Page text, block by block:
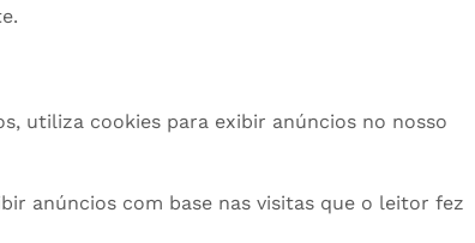
utiliza cookies para exibir anúncios no nosso
anúncios com base nas visitas que o leitor fez